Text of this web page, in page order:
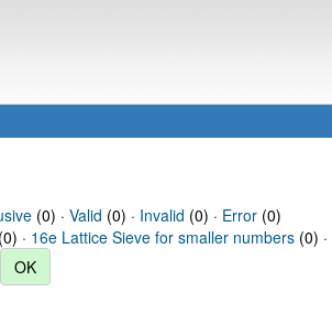
(0) · Valid (0) · Invalid (0) · Error(0)
(0) · 16e Lattice Sieve for smaller numbers (0) ·